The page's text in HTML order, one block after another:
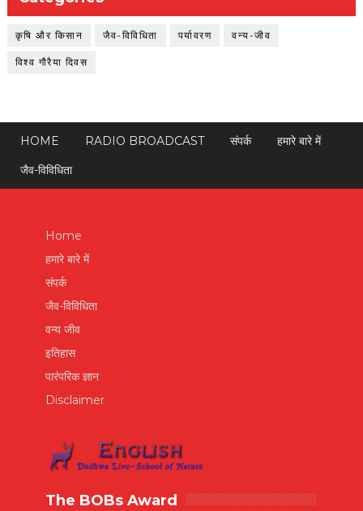
कृषि और किसान जैव-विविधिता पर्यावरण वन्य-जीव
विश्व गौरैया दिवस
HOME RADIO BROADCAST संपर्क
हमारे बारे में
जैव-विविधिता
Home
हमारे बारे में
संपर्क
जैव-विविधिता
वन्य जीव
इतिहास
पारंपरिक ज्ञान
Disclaimer
The BOBs Award